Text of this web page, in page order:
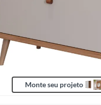
Monte seu projeto